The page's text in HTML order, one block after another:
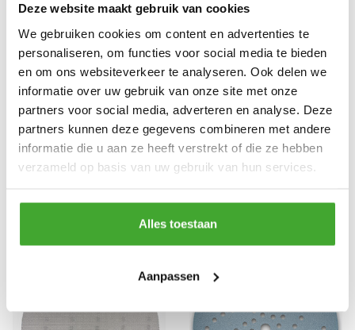
Deze website maakt gebruik van cookies
We gebruiken cookies om content en advertenties te
personaliseren, om functies voor social media te bieden
en om ons websiteverkeer te analyseren. Ook delen we
informatie over uw gebruik van onze site met onze
partners voor social media, adverteren en analyse. Deze
partners kunnen deze gegevens combineren met andere
informatie die u aan ze heeft verstrekt of die ze hebben
verzameld op basis van uw gebruik van hun services.
Alles toestaan
Aanpassen
Belangrijke eigenschappen
Efficiënte stofafzuiging
Langere levensduur
Product informatie